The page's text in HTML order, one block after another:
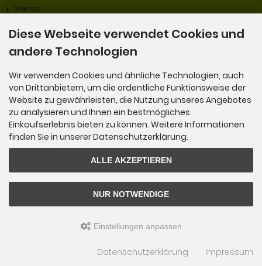
Sitemap
Alles Bio!
Wir sind Mitglied im Bioland Anbauverband.
ified eCommerce Shopsoftware © 2009-2026
Diese Webseite verwendet Cookies und
andere Technologien
Wir verwenden Cookies und ähnliche Technologien, auch
von Drittanbietern, um die ordentliche Funktionsweise der
Website zu gewährleisten, die Nutzung unseres Angebotes
zu analysieren und Ihnen ein bestmögliches
Einkaufserlebnis bieten zu können. Weitere Informationen
finden Sie in unserer Datenschutzerklärung.
ALLE AKZEPTIEREN
NUR NOTWENDIGE
Einstellungen anpassen
Datenschutzerklärung Impressum